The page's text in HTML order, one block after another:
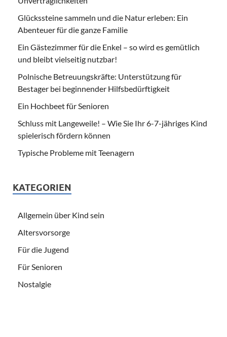
Glückssteine sammeln und die Natur erleben: Ein
Abenteuer für die ganze Familie
Ein Gästezimmer für die Enkel – so wird es gemütlich
und bleibt vielseitig nutzbar!
Polnische Betreuungskräfte: Unterstützung für
Bestager bei beginnender Hilfsbedürftigkeit
Ein Hochbeet für Senioren
Schluss mit Langeweile! – Wie Sie Ihr 6-7-jähriges Kind
spielerisch fördern können
Typische Probleme mit Teenagern
KATEGORIEN
Allgemein über Kind sein
Altersvorsorge
Für die Jugend
Für Senioren
Nostalgie